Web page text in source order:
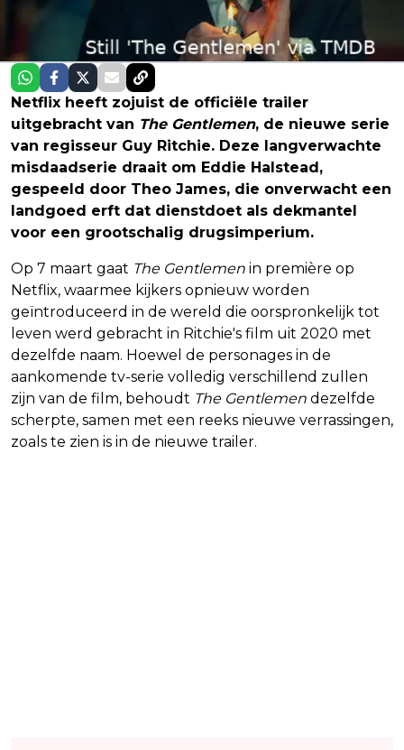
Netflix heeft zojuist de officiële trailer
uitgebracht van The Gentlemen, de nieuwe serie
van regisseur Guy Ritchie. Deze langverwachte
misdaadserie draait om Eddie Halstead,
gespeeld door Theo James, die onverwacht een
landgoed erft dat dienstdoet als dekmantel
voor een grootschalig drugsimperium.
Op 7 maart gaat The Gentlemen in première op
Netflix, waarmee kijkers opnieuw worden
geïntroduceerd in de wereld die oorspronkelijk tot
leven werd gebracht in Ritchie's film uit 2020 met
dezelfde naam. Hoewel de personages in de
aankomende tv-serie volledig verschillend zullen
zijn van de film, behoudt The Gentlemen dezelfde
scherpte, samen met een reeks nieuwe verrassingen,
zoals te zien is in de nieuwe trailer.